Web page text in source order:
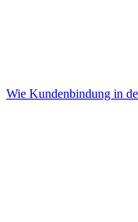
Wie Kundenbindung in